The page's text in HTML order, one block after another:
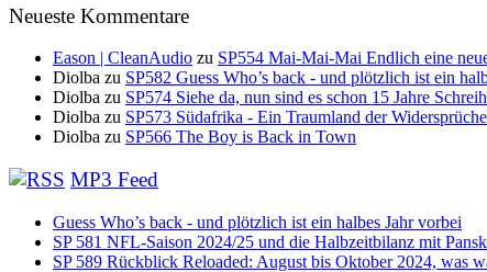
Neueste Kommentare
Eason | CleanAudio zu SP554 Mai-Mai-Mai Endlich eine
Diolba zu SP582 Guess Who’s back - und plötzlich ist ein
Diolba zu SP574 Siehe da, nun sind es schon 15 Jahre
Diolba zu SP573 Südafrika - Ein Traumland der
Diolba zu SP566 The Boy is Back in Town
MP3 Feed
Guess Who’s back - und plötzlich ist ein halbes Jahr vorbei
SP 581 NFL-Saison 2024/25 und die Halbzeitbilanz mit
SP 589 Rückblick Reloaded: August bis Oktober 2024, was